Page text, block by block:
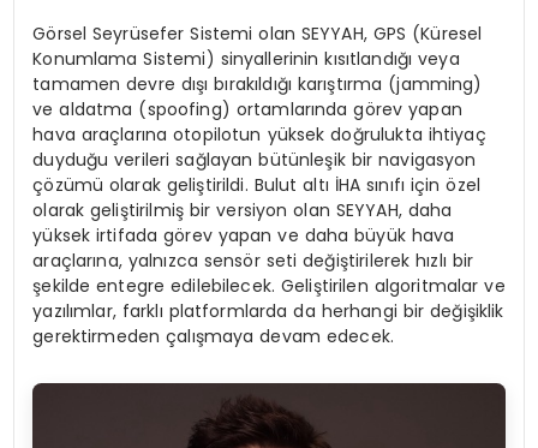
Görsel Seyrüsefer Sistemi olan SEYYAH, GPS (Küresel
Konumlama Sistemi) sinyallerinin kısıtlandığı veya
tamamen devre dışı bırakıldığı karıştırma (jamming)
ve aldatma (spoofing) ortamlarında görev yapan
hava araçlarına otopilotun yüksek doğrulukta ihtiyaç
duyduğu verileri sağlayan bütünleşik bir navigasyon
çözümü olarak geliştirildi. Bulut altı İHA sınıfı için özel
olarak geliştirilmiş bir versiyon olan SEYYAH, daha
yüksek irtifada görev yapan ve daha büyük hava
araçlarına, yalnızca sensör seti değiştirilerek hızlı bir
şekilde entegre edilebilecek. Geliştirilen algoritmalar ve
yazılımlar, farklı platformlarda da herhangi bir değişiklik
gerektirmeden çalışmaya devam edecek.